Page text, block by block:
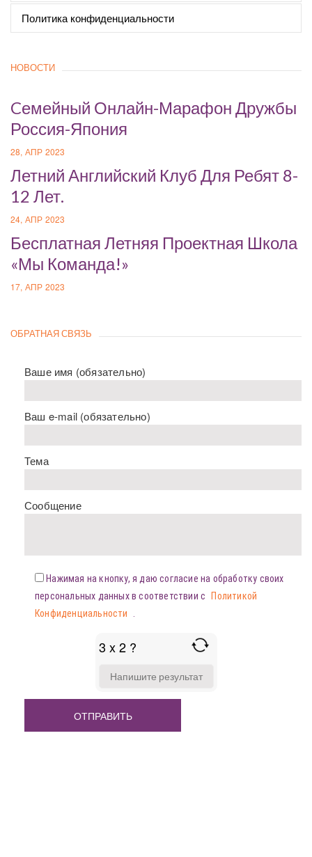
Политика конфиденциальности
НОВОСТИ
Cемейный Онлайн-Марафон Дружбы
Россия-Япония
28, АПР 2023
Летний Английский Клуб Для Ребят 8-
12 Лет.
24, АПР 2023
Бесплатная Летняя Проектная Школа
«Мы Команда!»
17, АПР 2023
ОБРАТНАЯ СВЯЗЬ
Ваше имя (обязательно)
Ваш e-mail (обязательно)
Тема
Сообщение
Нажимая на кнопку, я даю согласие на обработку своих
персональных данных в соответствии с
Политикой
Конфиденциальности
3 x 2 ?
FOR
X